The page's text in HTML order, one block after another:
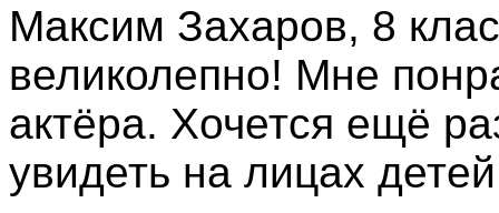
Максим Захаров, 8
великолепно! Мне
актёра. Хочется ещё
увидеть на лицах